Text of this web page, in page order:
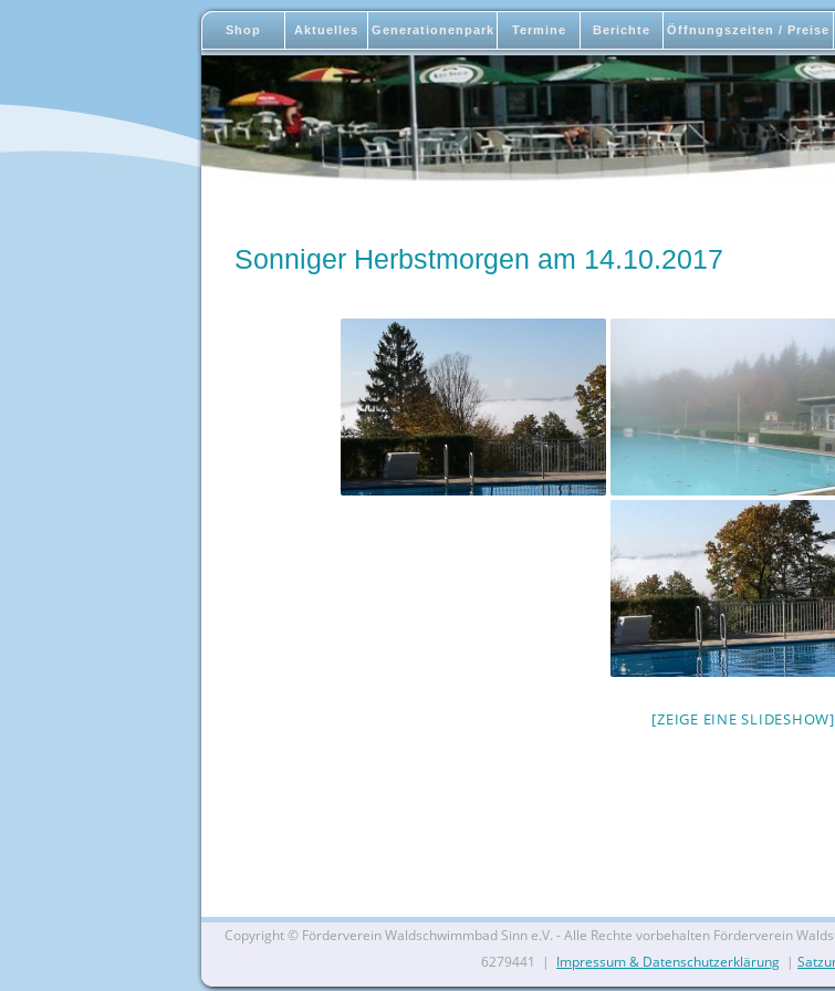
Shop Aktuelles Generationenpark Termine Berichte Öffnungszeiten / Preise
Sonniger Herbstmorgen am 14.10.2017
[ZEIGE EINE SLIDESHOW]
Copyright © Förderverein Waldschwimmbad Sinn e.V. - Alle Rechte vorbehalten Förderverein
6279441 | Impressum & Datenschutzerklärung |